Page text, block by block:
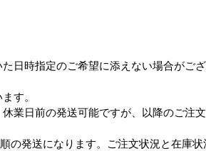
日時指定のご希望に添えない場合がご
す。
業日前の発送可能ですが、以降のご注
の発送になります。ご注文状況と在庫